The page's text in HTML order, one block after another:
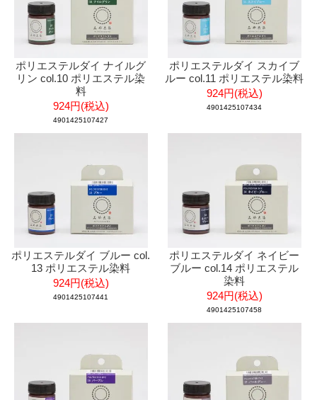
ポリエステルダイ ナイルグ
リン col.10 ポリエステル染
料
924円(税込)
4901425107427
ポリエステルダイ スカイブ
ルー col.11 ポリエステル染料
924円(税込)
4901425107434
ポリエステルダイ ブルー col.
13 ポリエステル染料
924円(税込)
4901425107441
ポリエステルダイ ネイビー
ブルー col.14 ポリエステル
染料
924円(税込)
4901425107458